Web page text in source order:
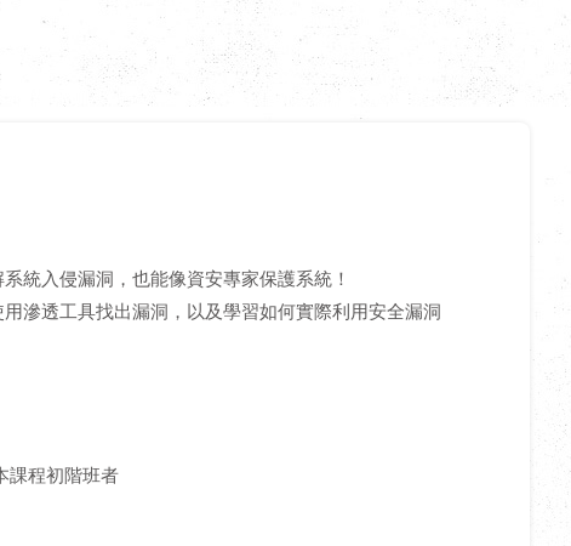
統入侵漏洞，也能像資安專家保護系統！
滲透工具找出漏洞，以及學習如何實際利用安全漏洞
課程初階班者